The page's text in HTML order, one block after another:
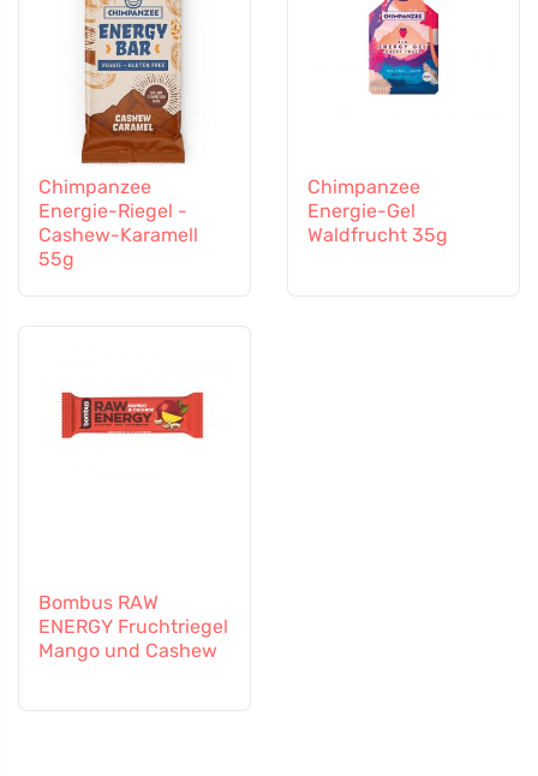
Chimpanzee
Energie-Riegel -
Cashew-Karamell
55g
Chimpanzee
Energie-Gel
Waldfrucht 35g
Bombus RAW
ENERGY Fruchtriegel
Mango und Cashew